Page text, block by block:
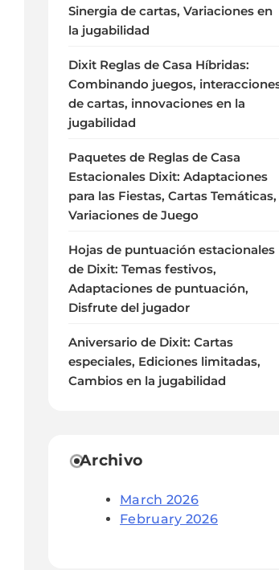
Sinergia de cartas, Variaciones en
la jugabilidad
Dixit Reglas de Casa Híbridas:
Combinando juegos,
de cartas, innovaciones en la
jugabilidad
Paquetes de Reglas de Casa
Estacionales Dixit: Adaptaciones
para las Fiestas, Cartas Temáticas,
Variaciones de Juego
Hojas de puntuación estacionales
de Dixit: Temas festivos,
Adaptaciones de puntuación,
Disfrute del jugador
Aniversario de Dixit: Cartas
especiales, Ediciones limitadas,
Cambios en la jugabilidad
Archivo
March 2026
February 2026